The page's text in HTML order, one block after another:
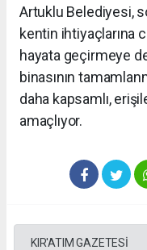
Artuklu Belediyesi,
kentin ihtiyaçlarına
hayata geçirmeye
binasının
daha kapsamlı,
amaçlıyor.
KIR'ATIM GAZETESİ